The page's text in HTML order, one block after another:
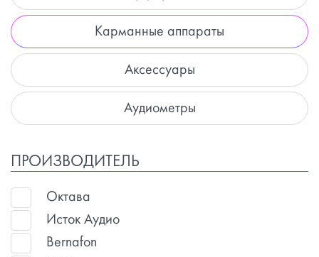
Карманные аппараты
Аксессуары
Аудиометры
ПРОИЗВОДИТЕЛЬ
Октава
Исток Аудио
Bernafon